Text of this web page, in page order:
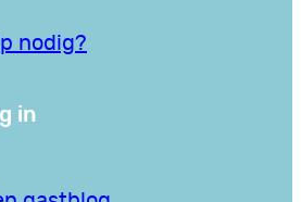
nodig?
in